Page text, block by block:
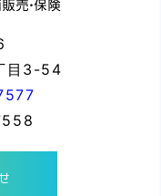
目3-54